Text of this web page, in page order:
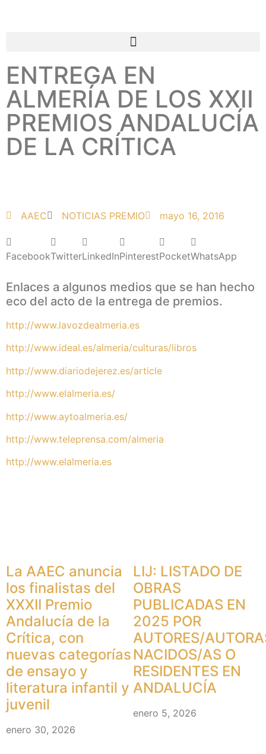
ENTREGA EN
ALMERÍA DE LOS XXII
PREMIOS ANDALUCÍA
DE LA CRÍTICA
AAEC NOTICIAS PREMIO mayo 16, 2016
FacebookTwitterLinkedInPinterestPocketWhatsApp
Enlaces a algunos medios que se han hecho
eco del acto de la entrega de premios.
http://www.lavozdealmeria.es
http://www.ideal.es/almeria/culturas/libros
http://www.diariodejerez.es/article
http://www.elalmeria.es/
http://www.aytoalmeria.es/
http://www.teleprensa.com/almeria
http://www.elalmeria.es
La AAEC anuncia
los finalistas del
XXXII Premio
Andalucía de la
Crítica, con
nuevas categorías
de ensayo y
literatura infantil y
juvenil
enero 30, 2026
LIJ: LISTADO DE
OBRAS
PUBLICADAS EN
2025 POR
AUTORES/
NACIDOS/AS O
RESIDENTES EN
ANDALUCÍA
enero 5, 2026